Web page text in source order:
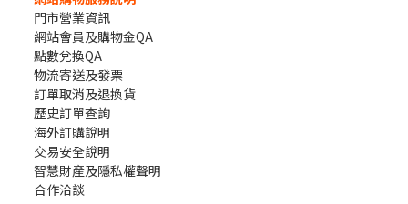
門市營業資訊
網站會員及購物金QA
點數兌換QA
物流寄送及發票
訂單取消及退換貨
歷史訂單查詢
海外訂購說明
交易安全說明
智慧財產及隱私權聲明
合作洽談